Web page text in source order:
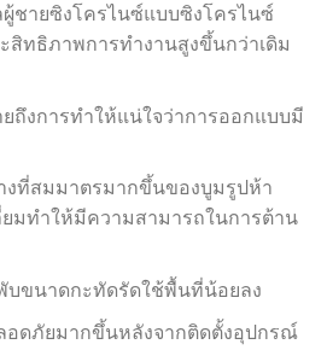
ผู้ชายซิงโครไนซ์แบบซิงโครไนซ์
สิทธิภาพการทำงานสูงขึ้นกว่าเดิม
ถึงการทำให้แน่ใจว่าการออกแบบมี
งที่สมมาตรมากขึ้นของบูมรูปห้า
มทำให้มีความสามารถในการต้าน
บขนาดกะทัดรัดใช้พื้นที่น้อยลง
อดภัยมากขึ้นหลังจากติดตั้งอุปกรณ์